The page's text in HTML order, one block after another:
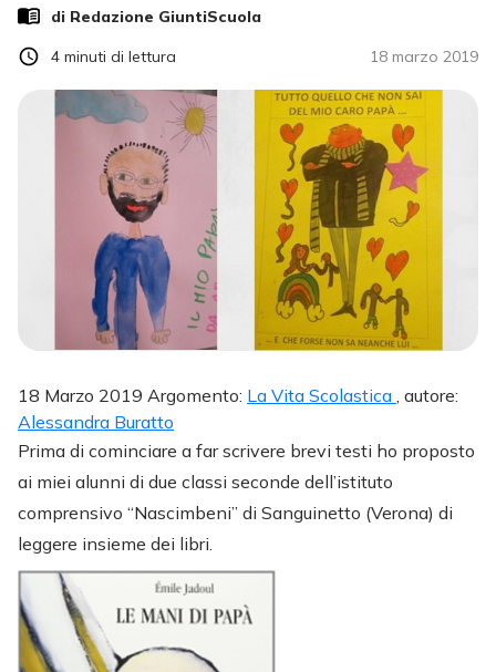
di Redazione GiuntiScuola
18 marzo 2019
4 minuti di lettura
18 Marzo 2019 Argomento: La Vita Scolastica , autore:
Alessandra Buratto
Prima di cominciare a far scrivere brevi testi ho proposto
ai miei alunni di due classi seconde dell’istituto
comprensivo “Nascimbeni” di Sanguinetto (Verona) di
leggere insieme dei libri.